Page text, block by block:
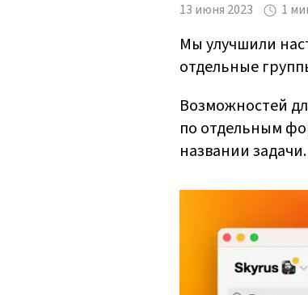
13 июня 2023 1
Мы улучшили
отдельные
Возможностей
по отдельным
названии